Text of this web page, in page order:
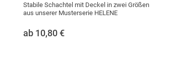
Stabile Schachtel mit Deckel in zwei Größen
aus unserer Musterserie HELENE
ab 10,80 €